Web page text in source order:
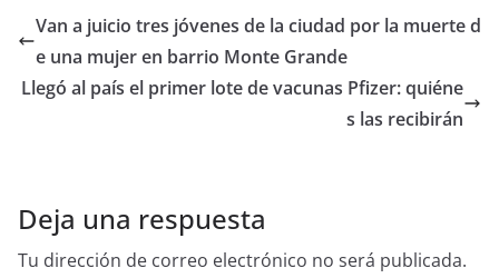
Van a juicio tres jóvenes de la ciudad por la muerte d
e una mujer en barrio Monte Grande
Llegó al país el primer lote de vacunas Pfizer: quiéne
s las recibirán
Deja una respuesta
Tu dirección de correo electrónico no será publicada.